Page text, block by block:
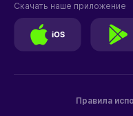
Правила
Скачать наше приложение